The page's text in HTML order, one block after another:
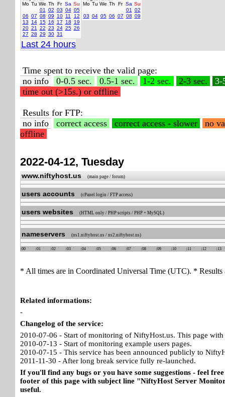
Mo Tu We Th Fr Sa Su
01
02 03 04 05
06 07 08 09 10 11
12
13
14 15 16 17 18
19
20 21 22 23 24 25 26
27 28 29 30 31
Mo Tu We Th Fr Sa Su
01
02
03 04 05 06 07 08 09
Last 24 hours
Time spent to receive the valid page:
no info
0-0.5 sec. 0.5-1 sec. 1-2 sec. 2-3 sec.
3-
time out (>15s.) or offline
Results for FTP:
no info
correct access correct access - slower
no
offline
2022-04-12, Tuesday
www.niftyhost.us (main page / forum)
users accounts (cPanel login / FTP access)
users websites (HTML only / PHP scripts / PHP + MySQL)
nameservers (ns1.niftyhost.us / ns2.niftyhost.us)
00 01 02 03 04 05 06 07 08 09 10 11 12 13
* All times are in Coordinated Universal Time (UTC). * Results
Related informations:
-
Changelog of the service:
2010-07-06 - Start of monitoring of NiftyHost.us. This page
2010-07-13 - Start of monitoring example users pages.
2010-07-15 - This service has been announced publicly to
2011-11-30 - After long break service fully re-launched.
If you'll find any bugs or you have some suggestions - feel
footer of this page with subject line "NiftyHost Server
useful.